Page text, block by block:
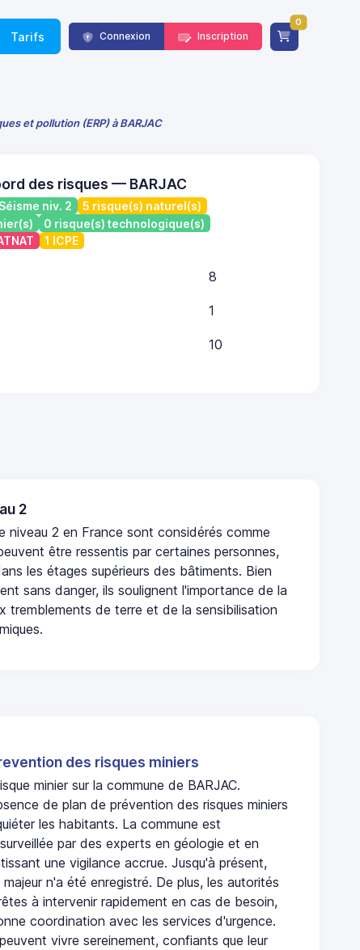
Tarifs Connexion Inscription
0
et pollution (ERP) à BARJAC
des risques — BARJAC
Séisme niv. 2
5 risque(s) naturel(s)
0 risque(s) technologique(s)
1 ICPE
8
1
10
2
niveau 2 en France sont considérés comme
être ressentis par certaines personnes,
les étages supérieurs des bâtiments. Bien
sans danger, ils soulignent l'importance de la
tremblements de terre et de la sensibilisation
des risques miniers
minier sur la commune de BARJAC.
de plan de prévention des risques miniers
les habitants. La commune est
par des experts en géologie et en
une vigilance accrue. Jusqu'à présent,
n'a été enregistré. De plus, les autorités
à intervenir rapidement en cas de besoin,
coordination avec les services d'urgence.
vivre sereinement, confiants que leur